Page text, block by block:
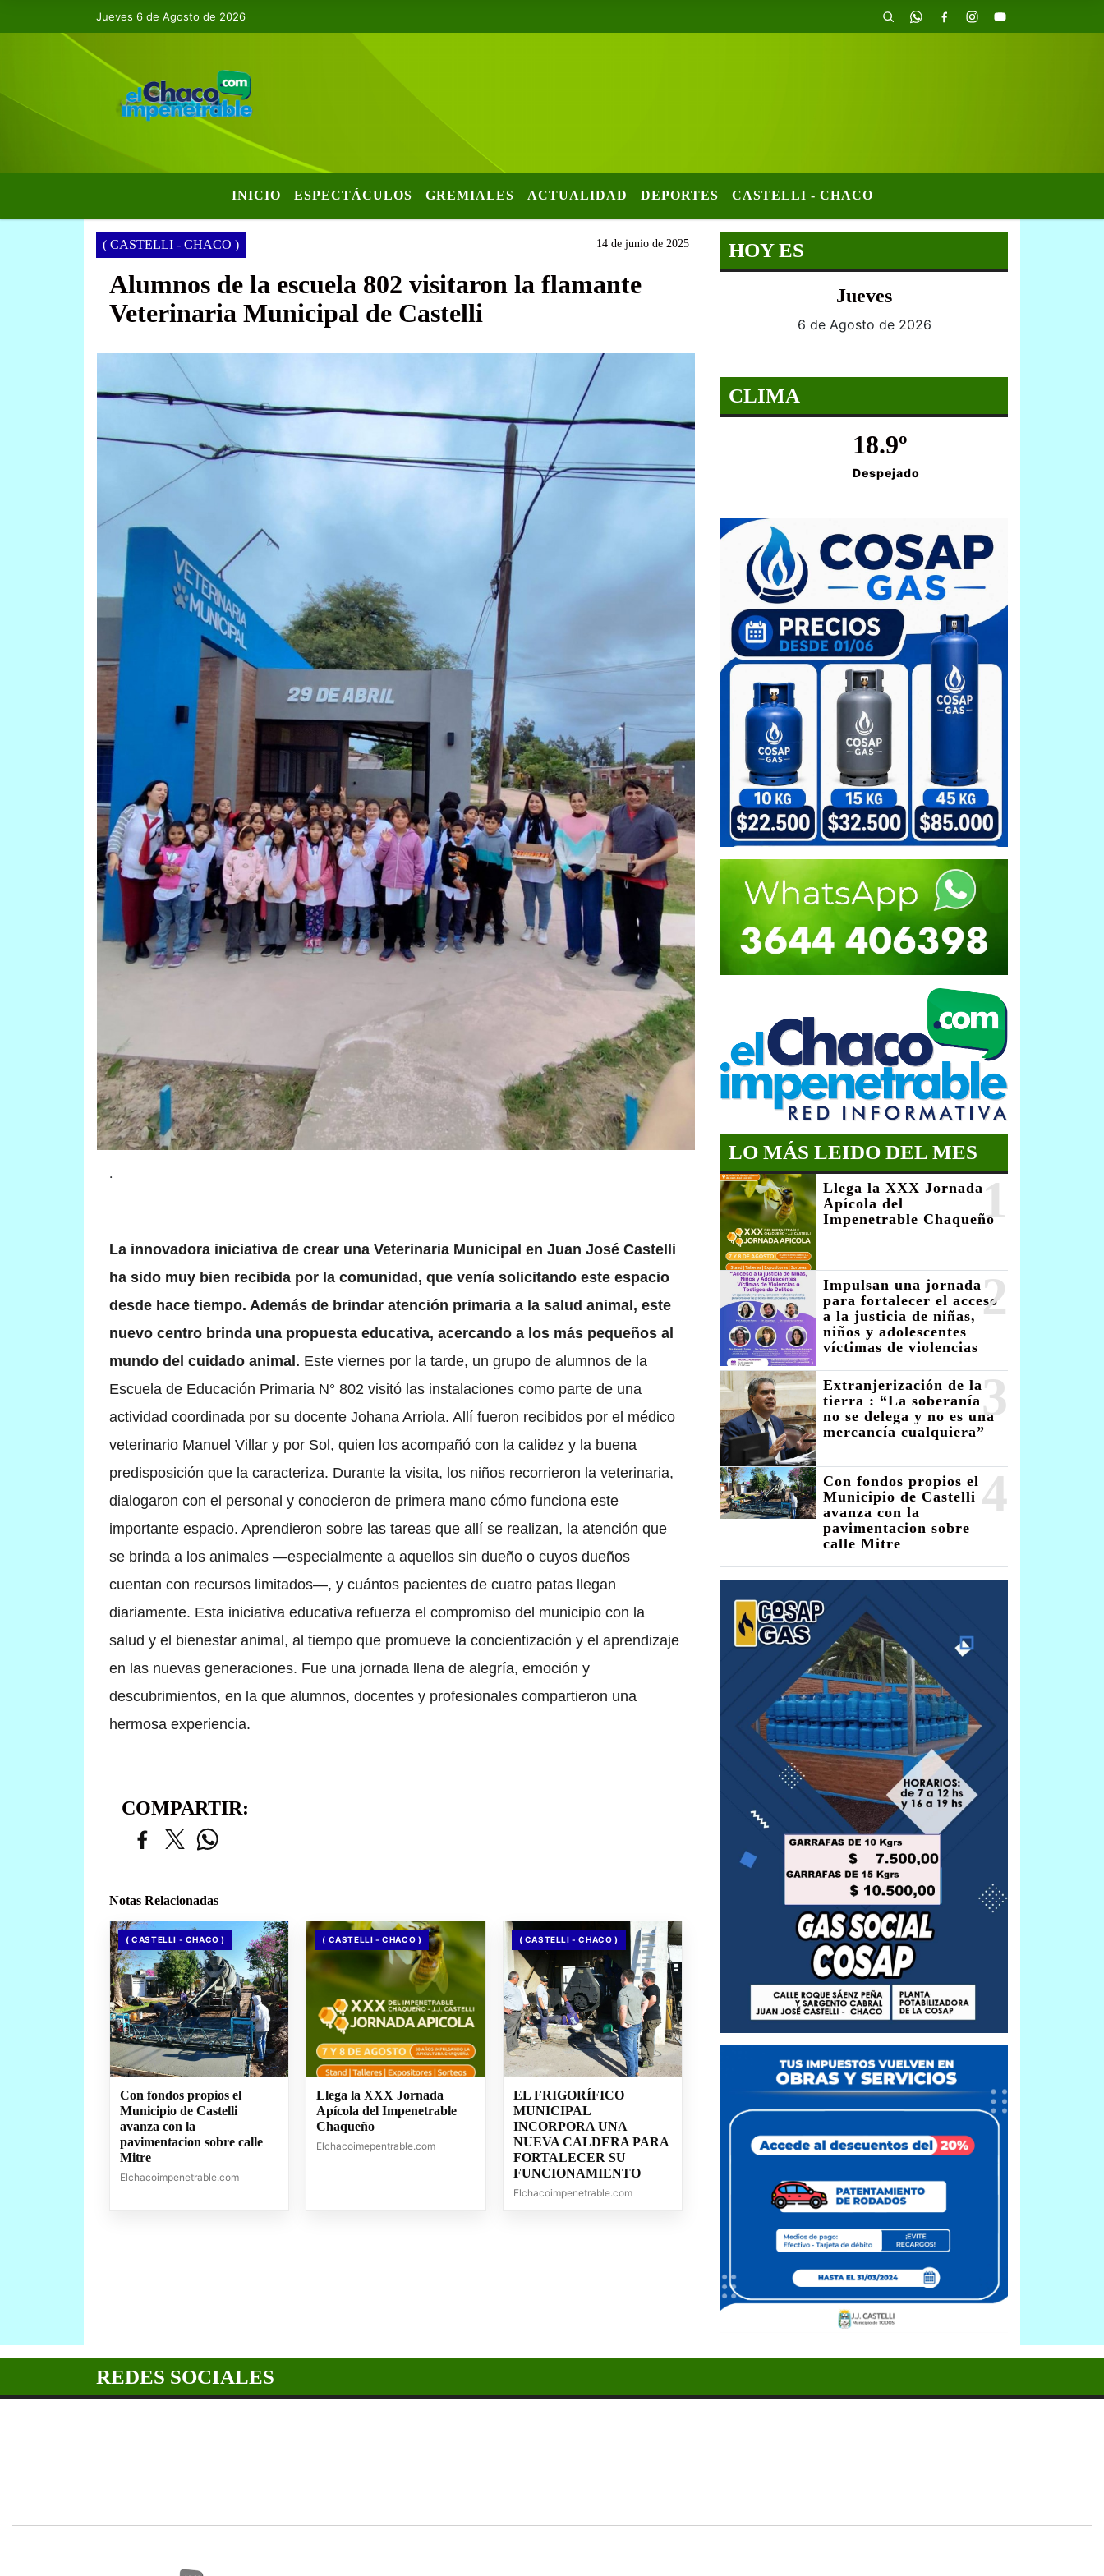
Jueves 6 de Agosto de 2026
INICIO ESPECTÁCULOS GREMIALES ACTUALIDAD DEPORTES CASTELLI - CHACO
( CASTELLI - CHACO ) 14 de junio de 2025
Alumnos de la escuela 802 visitaron la flamante
Veterinaria Municipal de Castelli
.
La innovadora iniciativa de crear una Veterinaria Municipal en Juan José Castelli
ha sido muy bien recibida por la comunidad, que venía solicitando este espacio
desde hace tiempo. Además de brindar atención primaria a la salud animal, este
nuevo centro brinda una propuesta educativa, acercando a los más pequeños al
mundo del cuidado animal. Este viernes por la tarde, un grupo de alumnos de la
Escuela de Educación Primaria N° 802 visitó las instalaciones como parte de una
actividad coordinada por su docente Johana Arriola. Allí fueron recibidos por el médico
veterinario Manuel Villar y por Sol, quien los acompañó con la calidez y la buena
predisposición que la caracteriza. Durante la visita, los niños recorrieron la veterinaria,
dialogaron con el personal y conocieron de primera mano cómo funciona este
importante espacio. Aprendieron sobre las tareas que allí se realizan, la atención que
se brinda a los animales —especialmente a aquellos sin dueño o cuyos dueños
cuentan con recursos limitados—, y cuántos pacientes de cuatro patas llegan
diariamente. Esta iniciativa educativa refuerza el compromiso del municipio con la
salud y el bienestar animal, al tiempo que promueve la concientización y el aprendizaje
en las nuevas generaciones. Fue una jornada llena de alegría, emoción y
descubrimientos, en la que alumnos, docentes y profesionales compartieron una
hermosa experiencia.
COMPARTIR:
Notas Relacionadas
( CASTELLI - CHACO )
Con fondos propios el
Municipio de Castelli
avanza con la
pavimentacion sobre calle
Mitre
Elchacoimpenetrable.com
( CASTELLI - CHACO )
Llega la XXX Jornada
Apícola del Impenetrable
Chaqueño
Elchacoimepentrable.com
( CASTELLI - CHACO )
EL FRIGORÍFICO
MUNICIPAL
INCORPORA UNA
NUEVA CALDERA PARA
FORTALECER SU
FUNCIONAMIENTO
Elchacoimpenetrable.com
HOY ES
Jueves
6 de Agosto de 2026
CLIMA
18.9º
Despejado
LO MÁS LEIDO DEL MES
1
Llega la XXX Jornada
Apícola del
Impenetrable Chaqueño
2
Impulsan una jornada
para fortalecer el acceso
a la justicia de niñas,
niños y adolescentes
víctimas de violencias
3
Extranjerización de la
tierra : “La soberanía
no se delega y no es una
mercancía cualquiera”
4
Con fondos propios el
Municipio de Castelli
avanza con la
pavimentacion sobre
calle Mitre
REDES SOCIALES